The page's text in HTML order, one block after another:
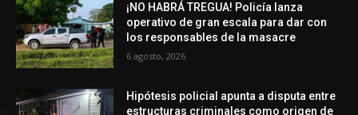
¡NO HABRÁ TREGUA! Policía lanza
operativo de gran escala para dar con
los responsables de la masacre
6 agosto, 2026
Hipótesis policial apunta a disputa entre
estructuras criminales como origen de